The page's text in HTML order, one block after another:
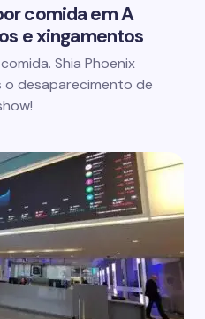
comida em A
e xingamentos
Shia Phoenix
desaparecimento de